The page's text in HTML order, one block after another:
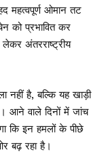
महत्वपूर्ण ओमान तट
को प्रभावित कर
अंतरराष्ट्रीय
है, बल्कि यह खाड़ी
आने वाले दिनों में जांच
कि इन हमलों के पीछे
बढ़ रहा है।